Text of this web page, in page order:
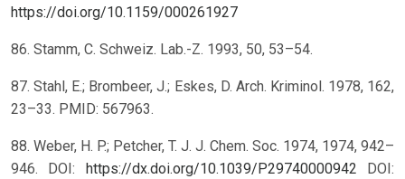
https://doi.org/10.1159/000261927
86. Stamm, C. Schweiz. Lab.-Z. 1993, 50, 53–54.
87. Stahl, E.; Brombeer, J.; Eskes, D. Arch. Kriminol. 1978, 162,
23–33. PMID: 567963.
88. Weber, H. P.; Petcher, T. J. J. Chem. Soc. 1974, 1974, 942–
946. DOI: https://dx.doi.org/10.1039/P29740000942
DOI: